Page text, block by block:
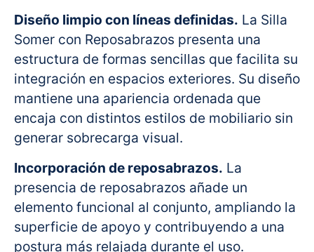
Diseño limpio con líneas definidas. La Silla
Somer con Reposabrazos presenta una
estructura de formas sencillas que facilita su
integración en espacios exteriores. Su diseño
mantiene una apariencia ordenada que
encaja con distintos estilos de mobiliario sin
generar sobrecarga visual.
Incorporación de reposabrazos. La
presencia de reposabrazos añade un
elemento funcional al conjunto, ampliando la
superficie de apoyo y contribuyendo a una
postura más relajada durante el uso.